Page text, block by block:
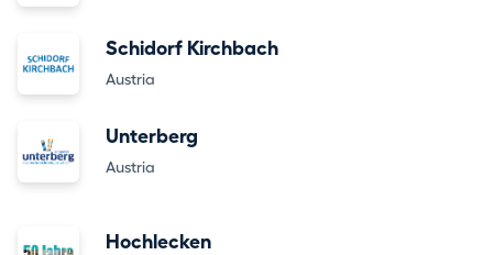
Schidorf Kirchbach
Austria
Unterberg
Austria
Hochlecken